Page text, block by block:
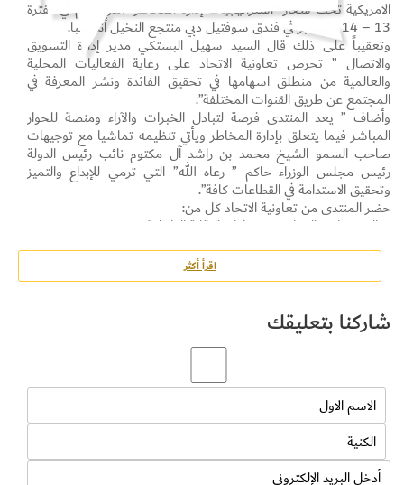
الامريكية تحت شعار “استراتيجيات إدارة المخاطر” الذي أقيم في الفترة
13 – 14 ديسمبر في فندق سوفتيل دبي منتجع النخيل آند سبا.
وتعقيباً على ذلك قال السيد سهيل البستكي مدير إدارة التسويق
والاتصال ” تحرص تعاونية الاتحاد على رعاية الفعاليات المحلية
والعالمية من منطلق اسهامها في تحقيق الفائدة ونشر المعرفة في
المجتمع عن طريق القنوات المختلفة”.
وأضاف ” يعد المنتدى فرصة لتبادل الخبرات والآراء ومنصة للحوار
المباشر فيما يتعلق بإدارة المخاطر ويأتي تنظيمه تماشيا مع توجيهات
صاحب السمو الشيخ محمد بن راشد آل مكتوم نائب رئيس الدولة
رئيس مجلس الوزراء حاكم ” رعاه الله” التي ترمي للإبداع والتميز
وتحقيق الاستدامة في القطاعات كافة”.
حضر المنتدى من تعاونية الاتحاد كل من:
– السيد ياسر النجار – مدير إدارة الرقابة الداخلية
– السيد سهيل البستكي – مدير إدارة التسويق والاتصال
– السيد أحمد إبراهيم – مدير إدارة المالية والحسابات
– السيد ماجد البحري – نائب مدير إدارة المالية والحسابات
– السيد محمد حمزة ضابط امتثال ومخاطر
– السيد أحمد برغوثي ضباط أمثال ومخاطر اول
وشهدت فعاليات المنتدى سلسلة من الجلسات وورش العمل
بمشاركة نخبة من المختصين والخبراء والمسؤولين وصناع القرار لنشر
ثقافة إدارة المخاطر وتبادل الأفكار والخبرات ونشر الوعي حول إدارة
المخاطر والتعريف بها وبأهميتها في العمل المؤسسي.
اقرأ أكثر
شاركنا بتعليقك